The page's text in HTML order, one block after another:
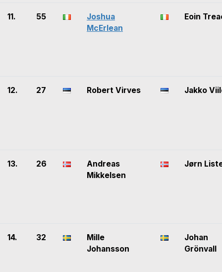
11. 55
Joshua
McErlean
Eoin
12. 27 Robert Virves Jakko
13. 26
Andreas
Mikkelsen
Jørn
14. 32
Mille
Johansson
Johan
Grönvall